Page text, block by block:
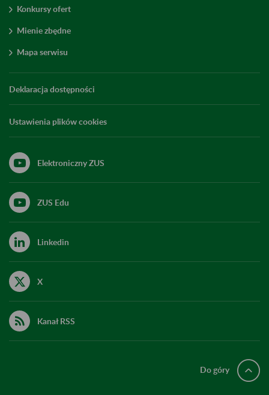
Konkursy ofert
Mienie zbędne
Mapa serwisu
Deklaracja dostępności
Ustawienia plików cookies
Elektroniczny ZUS
ZUS Edu
Linkedin
X
Kanał RSS
Do góry